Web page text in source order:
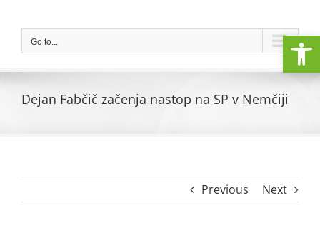
contentGo to...
Dejan Fabčič začenja nastop na SP v Nemčiji
Previous Next